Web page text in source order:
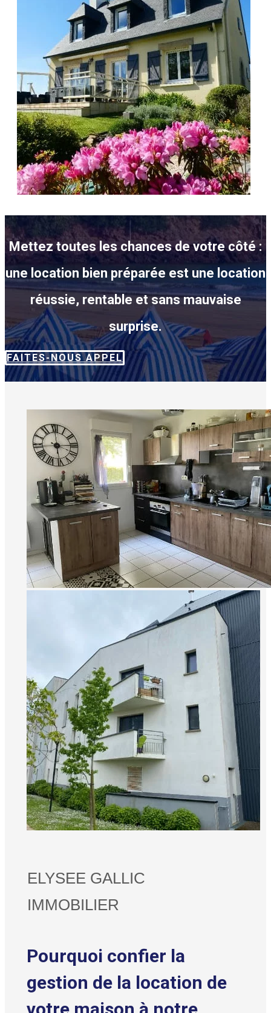
Mettez toutes les chances de votre côté :
une location bien préparée est une location
réussie, rentable et sans mauvaise
surprise.
FAITES-NOUS APPEL
ELYSEE GALLIC
IMMOBILIER
Pourquoi confier la
gestion de la location de